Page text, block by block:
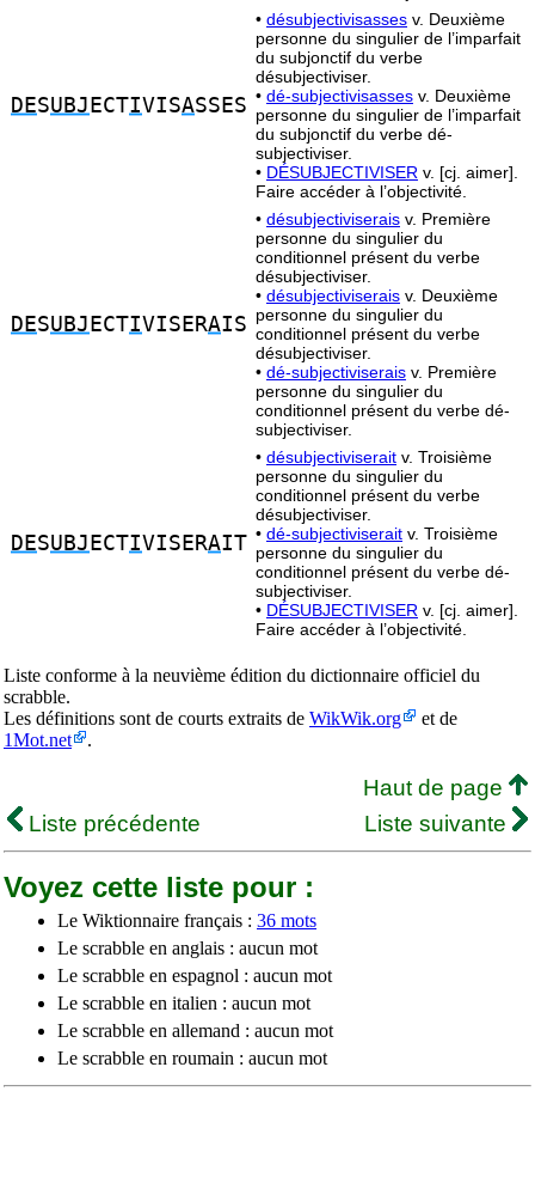
DESUBJ ECTIVISASSES
• désubjectivisasses v. Deuxième
personne du singulier de l’imparfait
du subjonctif du verbe
désubjectiviser.
• dé-subjectivisasses v. Deuxième
personne du singulier de l’imparfait
du subjonctif du verbe dé-
subjectiviser.
• DÉSUBJECTIVISER v. [cj. aimer].
Faire accéder à l’objectivité.
DESUBJ ECTIVISERAIS
• désubjectiviserais v. Première
personne du singulier du
conditionnel présent du verbe
désubjectiviser.
• désubjectiviserais v. Deuxième
personne du singulier du
conditionnel présent du verbe
désubjectiviser.
• dé-subjectiviserais v. Première
personne du singulier du
conditionnel présent du verbe dé-
subjectiviser.
DESUBJ ECTIVISERAIT
• désubjectiviserait v. Troisième
personne du singulier du
conditionnel présent du verbe
désubjectiviser.
• dé-subjectiviserait v. Troisième
personne du singulier du
conditionnel présent du verbe dé-
subjectiviser.
• DÉSUBJECTIVISER v. [cj. aimer].
Faire accéder à l’objectivité.
Liste conforme à la neuvième édition du dictionnaire officiel du
scrabble.
Les définitions sont de courts extraits de WikWik.org
et de
1Mot.net
.
Haut de page
Liste précédente
Liste suivante
Voyez cette liste pour :
Le Wiktionnaire français : 36 mots
Le scrabble en anglais : aucun mot
Le scrabble en espagnol : aucun mot
Le scrabble en italien : aucun mot
Le scrabble en allemand : aucun mot
Le scrabble en roumain : aucun mot